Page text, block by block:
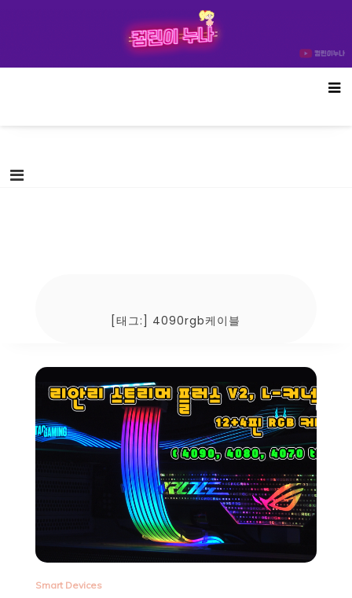
[태그:] 4090rgb케이블
Smart Devices